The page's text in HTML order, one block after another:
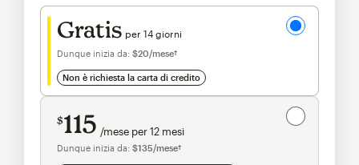
Prova gratuita
Gratis per 14 giorni
Dunque inizia da: $20/mese†
non è richiesta la carta di credito
Risparmia il 15%
$115 /mese per 12 mesi
$115al mese per 12 mesi
Dunque inizia da: $135/mese†